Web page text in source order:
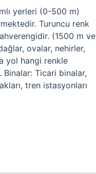
yerleri (0-500 m)
Turuncu renk
(1500 m ve
ovalar, nehirler,
yol hangi renkle
Ticari binalar,
tren istasyonları